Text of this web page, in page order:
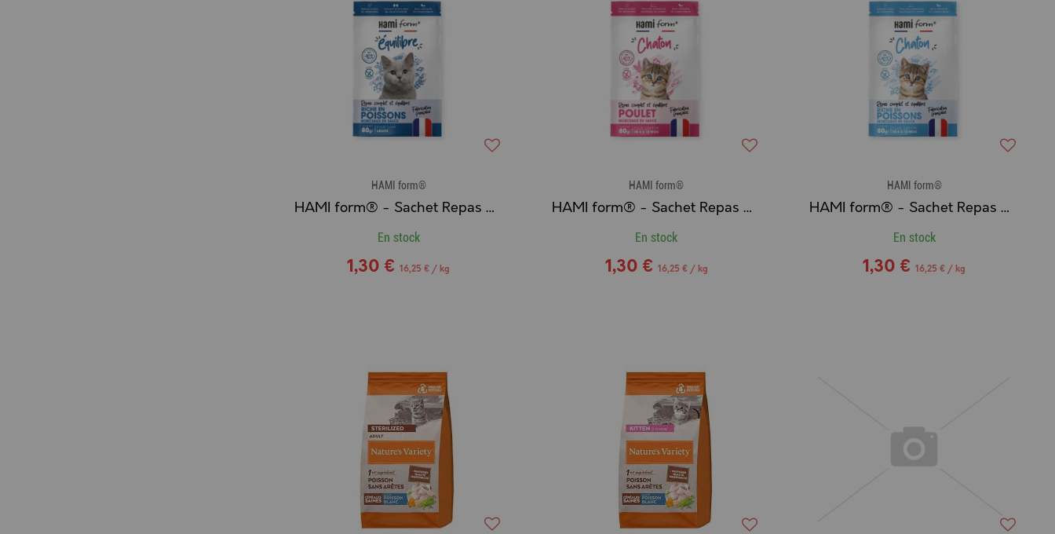
HAMI form®
HAMI form® - Sachet Repas Complet Humide pour Chat au POISSON
En stock
1,30 €16,25 € / kg
HAMI form®
HAMI form® - Sachet Repas Complet Humide pour Chaton au POULET
En stock
1,30 € 16,25 € / kg
HAMI form®
HAMI form® - Sachet Repas Complet Humide pour Chaton au POISSON
En stock
1,30 €16,25 € / kg